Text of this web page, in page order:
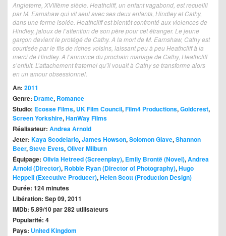
Angleterre, XVIIIème siècle. Heathcliff, un enfant vagabond, est recueilli
par M. Earnshaw qui vit seul avec ses deux enfants, Hindley et Cathy,
dans une ferme isolée. Heathcliff est bientôt confronté aux violences de
Hindley, jaloux de l’attention de son père pour cet étranger. Le jeune
garçon devient le protégé de Cathy. A la mort de M. Earnshaw, Cathy est
courtisée par le fils de riches voisins, laissant peu à peu Heathcliff à la
merci de Hindley. A l’annonce du prochain mariage de Cathy, Heathcliff
s’enfuit. L’attachement fraternel qu’il vouait à Cathy se transforme alors
en un amour obsessionnel.
An: 2011
Genre: Drame, Romance
Studio: Ecosse Films, UK Film Council,Film4 Productions,Goldcrest,
Screen Yorkshire,HanWay Films
Réalisateur: Andrea Arnold
Jeter: Kaya Scodelario,James Howson,Solomon Glave,Shannon
Beer,Steve Evets,Oliver Milburn
Équipage: Olivia Hetreed (Screenplay), Emily Brontë (Novel),Andrea
Arnold (Director), Robbie Ryan (Director of Photography),Hugo
Heppell (Executive Producer),Helen Scott (Production Design)
Durée: 124 minutes
Libération: Sep 09, 2011
IMDb: 5.89/10 par 282 utilisateurs
Popularité: 4
Pays: United Kingdom